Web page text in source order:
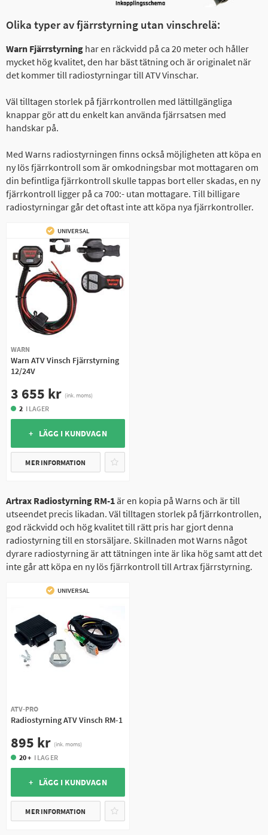
Olika typer av fjärrstyrning utan vinschrelä:
Warn Fjärrstyrning har en räckvidd på ca 20 meter och håller
mycket hög kvalitet, den har bäst tätning och är originalet när
det kommer till radiostyrningar till ATV Vinschar.
Väl tilltagen storlek på fjärrkontrollen med lättillgängliga
knappar gör att du enkelt kan använda fjärrsatsen med
handskar på.
Med Warns radiostyrningen finns också möjligheten att köpa en
ny lös fjärrkontroll som är omkodningsbar mot mottagaren om
din befintliga fjärrkontroll skulle tappas bort eller skadas, en ny
fjärrkontroll ligger på ca 700:- utan mottagare. Till billigare
radiostyrningar går det oftast inte att köpa nya fjärrkontroller.
UNIVERSAL
WARN
Warn ATV Vinsch Fjärrstyrning
12/24V
3 655 kr (ink. moms)
2 I LAGER
+ LÄGG I KUNDVAGN
MER INFORMATION
Artrax Radiostyrning RM-1är en kopia på Warns och är till
utseendet precis likadan. Väl tilltagen storlek på fjärrkontrollen,
god räckvidd och hög kvalitet till rätt pris har gjort denna
radiostyrning till en storsäljare. Skillnaden mot Warns något
dyrare radiostyrning är att tätningen inte är lika hög samt att det
inte går att köpa en ny lös fjärrkontroll till Artrax fjärrstyrning.
UNIVERSAL
ATV-PRO
Radiostyrning ATV Vinsch RM-1
895 kr (ink. moms)
20 + I LAGER
+ LÄGG I KUNDVAGN
MER INFORMATION